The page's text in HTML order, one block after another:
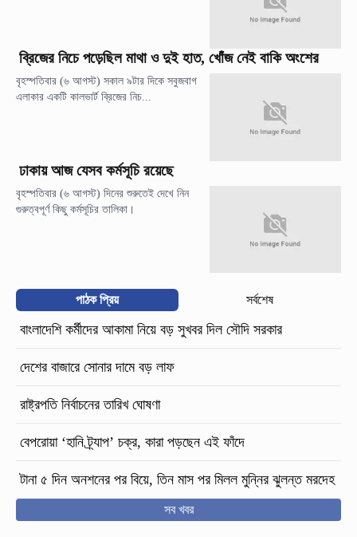
ব্রিজের নিচে পড়েছিল মাথা ও দুই হাত, খোঁজ নেই বাকি অংশের
বৃহস্পতিবার (৬ আগস্ট) সকাল ৯টার দিকে সবুজবাগ
এলাকার একটি কালভার্ট ব্রিজের নিচ...
ঢাকায় আজ যেসব কর্মসূচি রয়েছে
বৃহস্পতিবার (৬ আগস্ট) দিনের শুরুতেই দেখে নিন
গুরুত্বপূর্ণ কিছু কর্মসূচির তালিকা।
পাঠক প্রিয় সর্বশেষ
বাংলাদেশি কর্মীদের আকামা নিয়ে বড় সুখবর দিল সৌদি সরকার
দেশের বাজারে সোনার দামে বড় লাফ
রাষ্ট্রপতি নির্বাচনের তারিখ ঘোষণা
বেপরোয়া ‘হানি ট্র্যাপ’ চক্র, কারা পড়ছেন এই ফাঁদে
টানা ৫ দিন অনশনের পর বিয়ে, তিন মাস পর মিলল মুন্নির ঝুলন্ত মরদেহ
সব খবর